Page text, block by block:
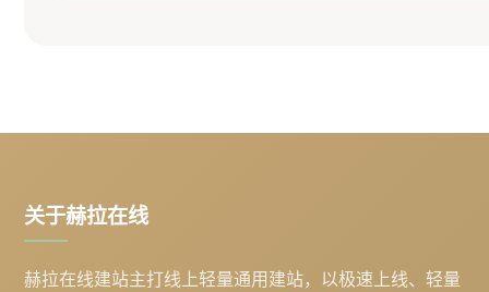
关于赫拉在线
赫拉在线建站主打线上轻量通用建站，以极速上线、轻量